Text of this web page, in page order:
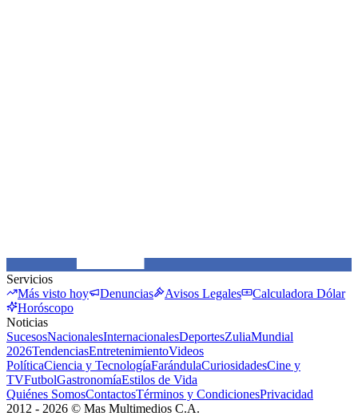
Servicios
Más visto hoy
Denuncias Avisos Legales
Calculadora Dólar
Horóscopo
Noticias
SucesosNacionalesInternacionalesDeportesZuliaMundial
2026TendenciasEntretenimientoVideos
PolíticaCiencia y TecnologíaFarándulaCuriosidadesCine y
TVFutbolGastronomíaEstilos de Vida
Quiénes SomosContactosTérminos y CondicionesPrivacidad
2012 - 2026 © Mas Multimedios C.A.